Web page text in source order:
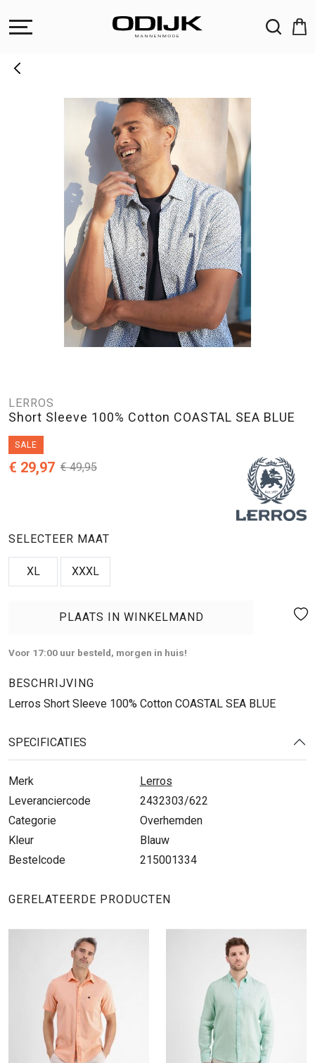
LERROS
Short Sleeve 100% Cotton COASTAL SEA BLUE
SALE
€ 49,95
€ 29,97
SELECTEER MAAT
XL XXXL
PLAATS IN WINKELMAND
Voor 17:00 uur besteld, morgen in huis!
BESCHRIJVING
Lerros Short Sleeve 100% Cotton COASTAL SEA BLUE
SPECIFICATIES
Merk
Lerros
Leveranciercode
2432303/622
Categorie
Overhemden
Kleur
Blauw
Bestelcode
215001334
GERELATEERDE PRODUCTEN